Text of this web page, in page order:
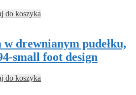
do koszyka
drewnianym pudełku,
small foot design
do koszyka